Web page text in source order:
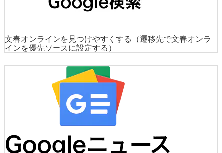
文春オンラインを見つけやすくする
（遷移先で文春オンラ
インを優先ソースに設定する）